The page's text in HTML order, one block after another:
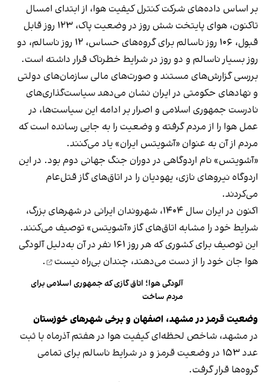
بر اساس داده‌های شرکت کنترل کیفیت هوا، از ابتدای امسال
تاکنون، هوای پایتخت شش روز در وضعیت پاک، ۱۲۳ روز قابل
قبول، ۱۰۶ روز ناسالم برای گروه‌های حساس، ۱۲ روز ناسالم، دو
روز بسیار ناسالم و دو روز در شرایط خطرناک قرار داشته است.
بررسی گزارش‌های مستند و صورت‌های مالی سازمان‌های دولتی
و نهادهای حکومتی در ایران نشان می‌دهد سیاست‌‌گذاری‌های
نادرست جمهوری‌ اسلامی و اصرار بر ادامه این سیاست‌ها، در
عمل هوا را از مردم گرفته و وضعیت را به جایی رسانده است که
مردم از آن به عنوان «آشویتس ایران» یاد می‌کنند.
«آشویتس» نام اردوگاهی در دوران جنگ جهانی دوم بود. در این
اردوگاه نیروهای نازی، یهودیان را در اتاق‌های گاز قتل‌عام
می‌کردند.
اکنون در ایران سال ۱۴۰۴، شهروندان ایرانی در شهرهای بزرگ،
شرایط خود را مشابه اتاق‌های گاز «آشویتس» توصیف می‌کنند.
این توصیف برای کشوری که هر روز ۱۶۱ نفر در آن به‌دلیل آلودگی
هوا جان خود را از دست می‌دهند، چندان بی‌راه نیست .
آلودگی هوا؛ اتاق گازی که جمهوری اسلامی برای
مردم ساخت
وضعیت قرمز در مشهد، اصفهان و برخی شهرهای خوزستان
در مشهد، شاخص لحظه‌ای کیفیت هوا در هفتم آذرماه با ثبت
عدد ۱۵۳ در وضعیت قرمز و در شرایط ناسالم برای تمامی
گروه‌ها قرار گرفت.